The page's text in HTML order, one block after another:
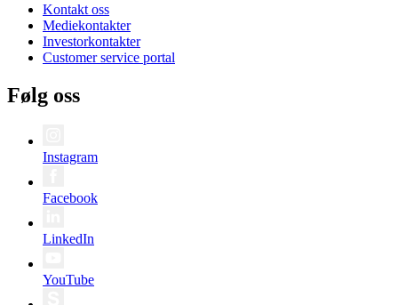
Kontakt oss
Mediekontakter
Investorkontakter
Customer service portal
Følg oss
Instagram
Facebook
LinkedIn
YouTube